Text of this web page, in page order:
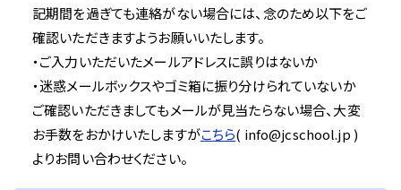
記期間を過ぎても連絡がない場合には、念のため以下をご
確認いただきますようお願いいたします。
・ご入力いただいたメールアドレスに誤りはないか
・迷惑メールボックスやゴミ箱に振り分けられていないか
ご確認いただきましてもメールが見当たらない場合、大変
お手数をおかけいたしますがこちら( info@jcschool.jp )
よりお問い合わせください。